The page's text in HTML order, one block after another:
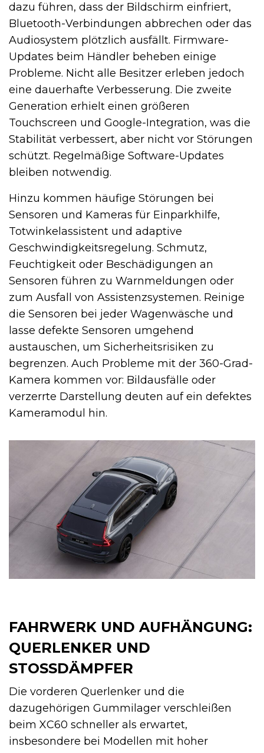
dazu führen, dass der Bildschirm einfriert,
Bluetooth-Verbindungen abbrechen oder das
Audiosystem plötzlich ausfällt. Firmware-
Updates beim Händler beheben einige
Probleme. Nicht alle Besitzer erleben jedoch
eine dauerhafte Verbesserung. Die zweite
Generation erhielt einen größeren
Touchscreen und Google-Integration, was die
Stabilität verbessert, aber nicht vor Störungen
schützt. Regelmäßige Software-Updates
bleiben notwendig.
Hinzu kommen häufige Störungen bei
Sensoren und Kameras für Einparkhilfe,
Totwinkelassistent und adaptive
Geschwindigkeitsregelung. Schmutz,
Feuchtigkeit oder Beschädigungen an
Sensoren führen zu Warnmeldungen oder
zum Ausfall von Assistenzsystemen. Reinige
die Sensoren bei jeder Wagenwäsche und
lasse defekte Sensoren umgehend
austauschen, um Sicherheitsrisiken zu
begrenzen. Auch Probleme mit der 360-Grad-
Kamera kommen vor: Bildausfälle oder
verzerrte Darstellung deuten auf ein defektes
Kameramodul hin.
FAHRWERK UND AUFHÄNGUNG:
QUERLENKER UND
STOSSDÄMPFER
Die vorderen Querlenker und die
dazugehörigen Gummilager verschleißen
beim XC60 schneller als erwartet,
insbesondere bei Modellen mit hoher